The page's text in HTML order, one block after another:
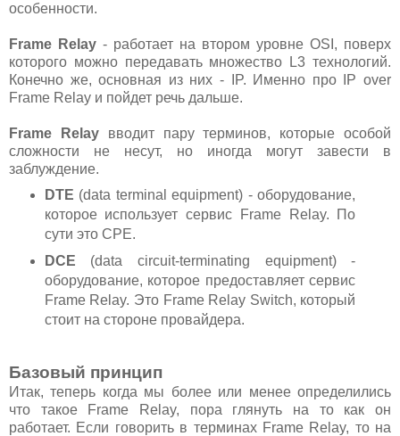
особенности.
Frame Relay - работает на втором уровне OSI, поверх
которого можно передавать множество L3 технологий.
Конечно же, основная из них - IP. Именно про IP over
Frame Relay и пойдет речь дальше.
Frame Relayвводит пару терминов, которые особой
сложности не несут, но иногда могут завести в
заблуждение.
DTE (data terminal equipment) - оборудование,
которое использует сервис Frame Relay. По
сути это CPE.
DCE (data circuit-terminating equipment) -
оборудование, которое предоставляет сервис
Frame Relay. Это Frame Relay Switch, который
стоит на стороне провайдера.
Базовый принцип
Итак, теперь когда мы более или менее определились
что такое Frame Relay, пора глянуть на то как он
работает. Если говорить в терминах Frame Relay, то на